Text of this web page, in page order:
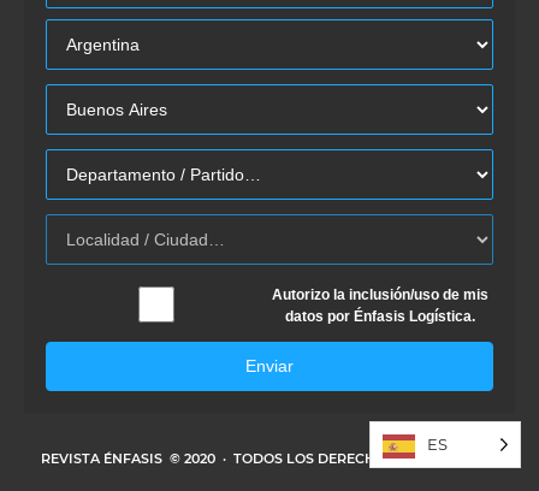
Autorizo la inclusión/uso de mis
datos por Énfasis Logística.
Enviar
REVISTA ÉNFASIS © 2020 · TODOS LOS DERECHOS RESERVADOS
ES